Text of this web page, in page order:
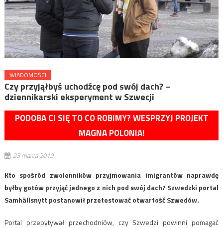
WIADOMOŚCI
Czy przyjąłbyś uchodźcę pod swój dach? –
dziennikarski eksperyment w Szwecji
PODOBA CI SIĘ TO CO ROBIMY? WESPRZYJ PROJEKT
MAGNA POLONIA!
23 marca 2019
Kto spośród zwolenników przyjmowania imigrantów naprawdę
byłby gotów przyjąć jednego z nich pod swój dach? Szwedzki portal
Samhällsnytt postanowił przetestować otwartość Szwedów.
Portal przepytywał przechodniów, czy Szwedzi powinni pomagać